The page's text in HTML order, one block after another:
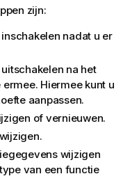
zijn:
nadat u er
na het
Hiermee kunt u
aanpassen.
of vernieuwen.
wijzigen
van een functie